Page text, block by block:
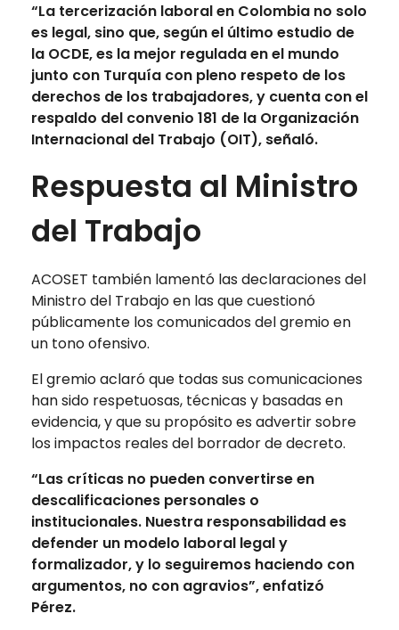
“La tercerización laboral en Colombia no solo
es legal, sino que, según el último estudio de
la OCDE, es la mejor regulada en el mundo
junto con Turquía con pleno respeto de los
derechos de los trabajadores, y cuenta con el
respaldo del convenio 181 de la Organización
Internacional del Trabajo (OIT), señaló.
Respuesta al Ministro
del Trabajo
ACOSET también lamentó las declaraciones del
Ministro del Trabajo en las que cuestionó
públicamente los comunicados del gremio en
un tono ofensivo.
El gremio aclaró que todas sus comunicaciones
han sido respetuosas, técnicas y basadas en
evidencia, y que su propósito es advertir sobre
los impactos reales del borrador de decreto.
“Las críticas no pueden convertirse en
descalificaciones personales o
institucionales. Nuestra responsabilidad es
defender un modelo laboral legal y
formalizador, y lo seguiremos haciendo con
argumentos, no con agravios”, enfatizó
Pérez.